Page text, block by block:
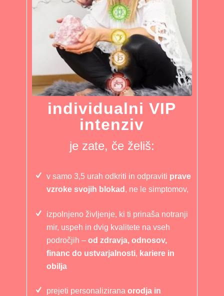
individualni VIP
intenziv
je zate, če želiš:
v samo 3,5 urah odkriti in odpraviti prave
vzroke svojih blokad , ne le simptomov,
izpolnjeno življenje, ki ti prinaša notranji
mir, uspeh in dvig kvalitete na vseh
področjih – od zdravja, odnosov,
financ do ustvarjalnosti, kariere in
obilja
prejeti personalizirana orodja in